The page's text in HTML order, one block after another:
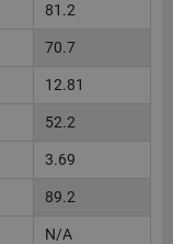
81.2
70.7
12.81
52.2
3.69
89.2
N/A